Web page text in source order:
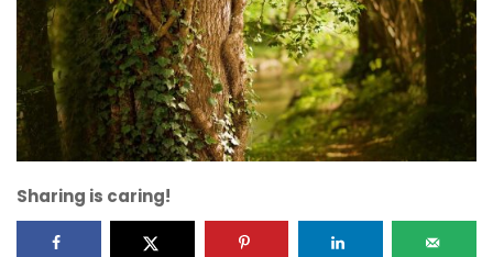
Sharing is caring!